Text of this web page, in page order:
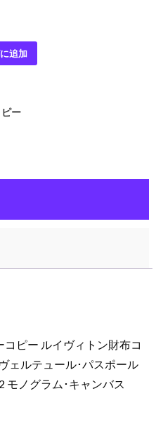
追加
ー
ピー ルイヴィトン財布コ
ェルテュール･パスポール
モノグラム･キャンバス